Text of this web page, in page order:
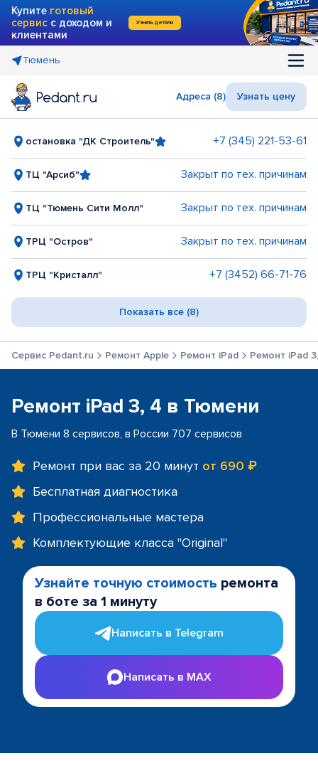
Купите готовый
сервис с доходом и
клиентами
Узнать детали
Тюмень
Адреса (8) Узнать цену
остановка "ДК Строитель" +7 (345) 221-53-61
ТЦ "Арсиб" Закрыт по тех. причинам
ТЦ "Тюмень Сити Молл" Закрыт по тех. причинам
ТРЦ "Остров" Закрыт по тех. причинам
ТРЦ "Кристалл" +7 (3452) 66-71-76
Показать все (8)
Сервис Pedant.ru Ремонт Apple Ремонт iPad Ремонт iPad
Ремонт iPad 3, 4 в Тюмени
В Тюмени 8 сервисов, в России 707 сервисов
Ремонт при вас за 20 минут от 690 ₽
Бесплатная диагностика
Профессиональные мастера
Комплектующие класса "Original"
Узнайте точную стоимость ремонта
в боте за 1 минуту
Написать в Telegram
Написать в MAX